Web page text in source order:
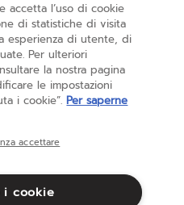
accetta l’uso di cookie
di statistiche di visita
esperienza di utente, di
Per ulteriori
la nostra pagina
le impostazioni
i cookie”. Per saperne
accettare
i cookie